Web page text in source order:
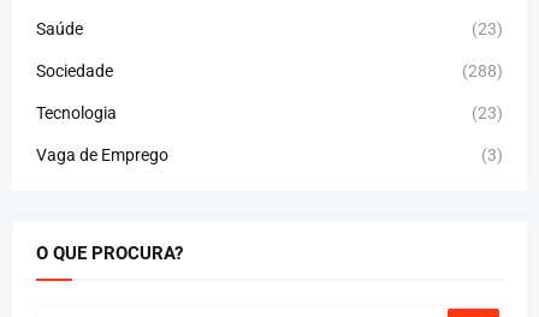
Saúde (23)
Sociedade (288)
Tecnologia (23)
Vaga de Emprego (3)
O QUE PROCURA?